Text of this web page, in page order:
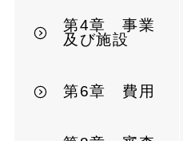
第4章 事業
及び施設
第6章 費用